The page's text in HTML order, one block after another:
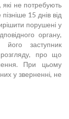
які не потребують
15 днів від
порушені у
органу,
його заступник
про що
При цьому
у зверненні, не